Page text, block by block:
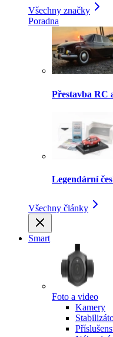
Všechny značky
Poradna
Přestavba RC
Legendární
Všechny články
Smart
Foto a video
Kamery